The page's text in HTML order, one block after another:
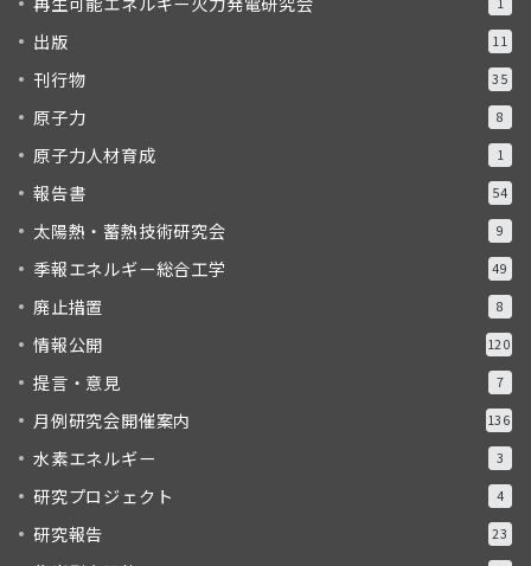
出版 11
刊行物 35
原子力 8
原子力人材育成 1
報告書 54
太陽熱・蓄熱技術研究会 9
季報エネルギー総合工学 49
廃止措置 8
情報公開 120
提言・意見 7
月例研究会開催案内 136
水素エネルギー 3
研究プロジェクト 4
研究報告 23